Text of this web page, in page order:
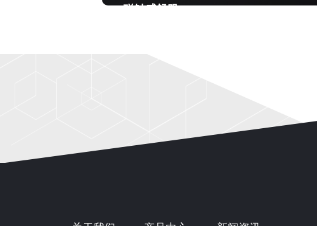
碰触感舒服。
易摔片； 4、整板孤形设计，没棱角
碰触感舒服。